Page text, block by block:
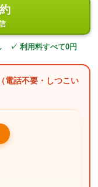
✓ 利用料すべて0円
電話不要・しつこい